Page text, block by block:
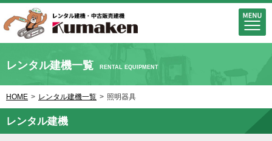
レンタル建機一覧 RENTAL EQUIPMENT
HOME > レンタル建機一覧 > 照明器具
レンタル建機